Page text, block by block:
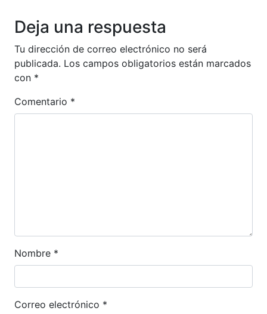
Deja una respuesta
Tu dirección de correo electrónico no será
publicada. Los campos obligatorios están marcados
con *
Comentario *
Nombre *
Correo electrónico *